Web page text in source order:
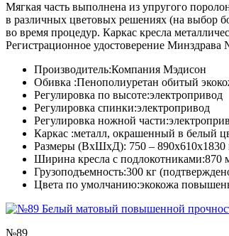
Мягкая часть выполнена из упругого
в различных цветовых решениях (на выбор
во время процедур. Каркас кресла
Регистрационное удостоверение
Производитель:Компания Мэдисон
Обивка :Пенополиуретан обитый
Регулировка по высоте:электропривод
Регулировка спинки:электропривод
Регулировка ножной части:
Каркас :металл, окрашенный в белый
Размеры (ВхШхД): 750 –
Ширина кресла с подлокотниками:870
Грузоподъемность:300 кг
Цвета по умолчанию:экокожа
№89